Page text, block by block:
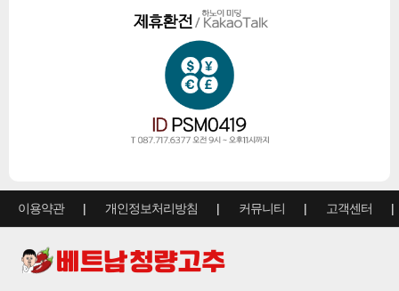
이용약관 개인정보처리방침 커뮤니티 고객센터